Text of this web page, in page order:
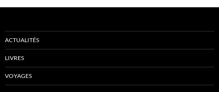
ACTUALITÉS
LIVRES
VOYAGES